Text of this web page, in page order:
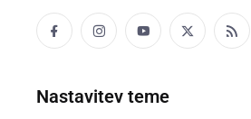
Nastavitev teme
Na otoku Braču
tri odličja.